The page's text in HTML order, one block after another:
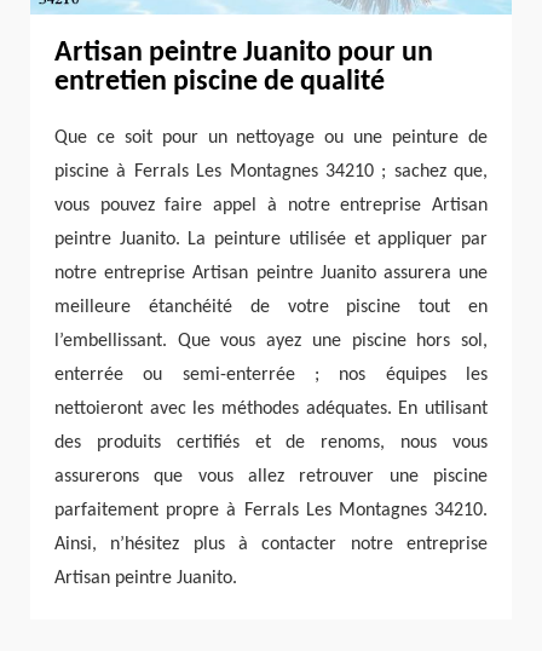
Artisan peintre Juanito pour un
entretien piscine de qualité
Que ce soit pour un nettoyage ou une peinture de
piscine à Ferrals Les Montagnes 34210 ; sachez que,
vous pouvez faire appel à notre entreprise Artisan
peintre Juanito. La peinture utilisée et appliquer par
notre entreprise Artisan peintre Juanito assurera une
meilleure étanchéité de votre piscine tout en
l’embellissant. Que vous ayez une piscine hors sol,
enterrée ou semi-enterrée ; nos équipes les
nettoieront avec les méthodes adéquates. En utilisant
des produits certifiés et de renoms, nous vous
assurerons que vous allez retrouver une piscine
parfaitement propre à Ferrals Les Montagnes 34210.
Ainsi, n’hésitez plus à contacter notre entreprise
Artisan peintre Juanito.